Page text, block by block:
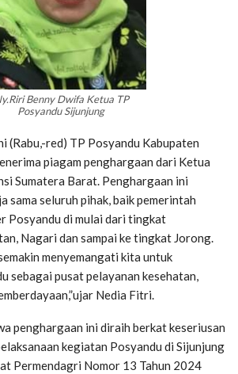
Benny Dwifa Ketua TP
Posyandu Sijunjung
(Rabu,-red) TP Posyandu Kabupaten
piagam penghargaan dari Ketua
Sumatera Barat. Penghargaan ini
sama seluruh pihak, baik pemerintah
Posyandu di mulai dari tingkat
Nagari dan sampai ke tingkat Jorong.
menyemangati kita untuk
sebagai pusat pelayanan kesehatan,
Nedia Fitri.
penghargaan ini diraih berkat keseriusan
kegiatan Posyandu di Sijunjung
Permendagri Nomor 13 Tahun 2024